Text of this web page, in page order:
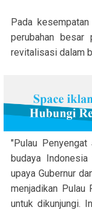
Pada
perubahan besar
revitalisasi dalam
"Pulau Penyengat
budaya
upaya Gubernur
menjadikan Pulau
untuk dikunjungi.